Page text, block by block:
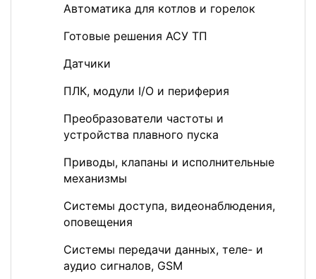
Автоматика для котлов и горелок
Готовые решения АСУ ТП
Датчики
ПЛК, модули I/O и периферия
Преобразователи частоты и
устройства плавного пуска
Приводы, клапаны и исполнительные
механизмы
Системы доступа, видеонаблюдения,
оповещения
Системы передачи данных, теле- и
аудио сигналов, GSM